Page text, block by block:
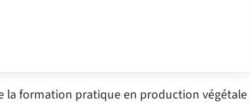
la formation pratique en production végétale